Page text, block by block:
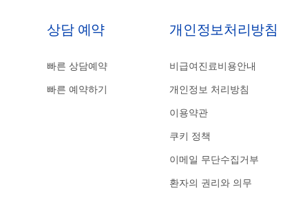
상담 예약
빠른 상담예약
빠른 예약하기
개인정보처리방침
비급여진료비용안내
개인정보 처리방침
이용약관
쿠키 정책
이메일 무단수집거부
환자의 권리와 의무